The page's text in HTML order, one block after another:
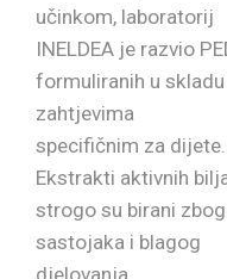
učinkom, laboratorij
INELDEA je razvio
formuliranih u
zahtjevima
specifičnim za dijete.
Ekstrakti aktivnih
strogo su birani
sastojaka i blagog
djelovanja.